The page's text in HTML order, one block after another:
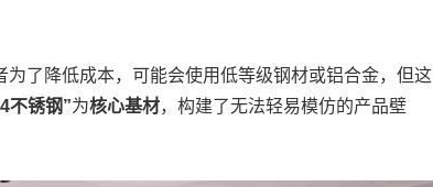
了降低成本，可能会使用低等级钢材或铝合金，但这
不锈钢”为核心基材，构建了无法轻易模仿的产品壁